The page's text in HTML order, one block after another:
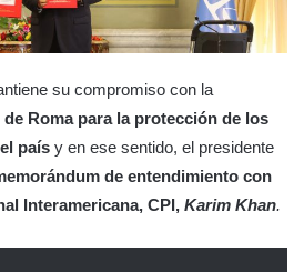
su compromiso con la
Roma para la protección de los
país y en ese sentido, el presidente
de entendimiento con
Interamericana, CPI, Karim Khan.